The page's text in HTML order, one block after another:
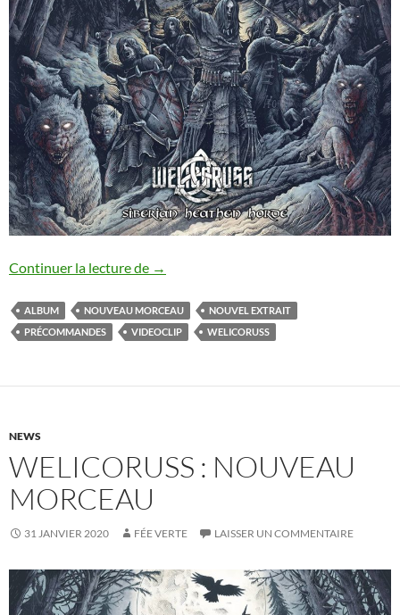
Continuer la lecture de Welicoruss : nouveau morceau
→
ALBUM NOUVEAU MORCEAU
NOUVEL EXTRAIT
PRÉCOMMANDES
VIDEOCLIP WELICORUSS
NEWS
WELICORUSS : NOUVEAU
MORCEAU
31 JANVIER 2020 FÉE VERTE LAISSER UN COMMENTAIRE